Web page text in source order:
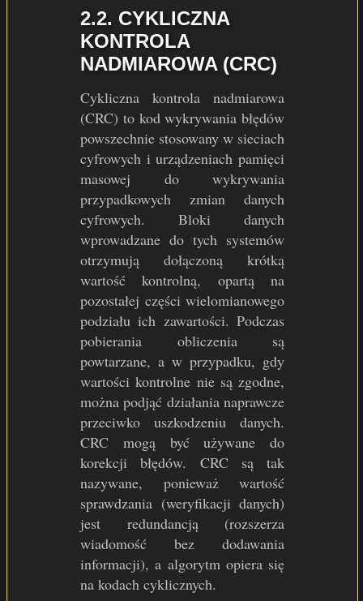
2.2. CYKLICZNA
KONTROLA
NADMIAROWA (CRC)
Cykliczna kontrola nadmiarowa
(CRC) to kod wykrywania błędów
powszechnie stosowany w sieciach
cyfrowych i urządzeniach pamięci
masowej do wykrywania
przypadkowych zmian danych
cyfrowych. Bloki danych
wprowadzane do tych systemów
otrzymują dołączoną krótką
wartość kontrolną, opartą na
pozostałej części wielomianowego
podziału ich zawartości. Podczas
pobierania obliczenia są
powtarzane, a w przypadku, gdy
wartości kontrolne nie są zgodne,
można podjąć działania naprawcze
przeciwko uszkodzeniu danych.
CRC mogą być używane do
korekcji błędów. CRC są tak
nazywane, ponieważ wartość
sprawdzania (weryfikacji danych)
jest redundancją (rozszerza
wiadomość bez dodawania
informacji), a algorytm opiera się
na kodach cyklicznych.